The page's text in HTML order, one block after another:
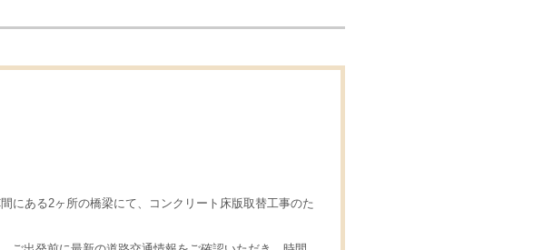
にある2ヶ所の橋梁にて、コンクリート床版取替工事のた